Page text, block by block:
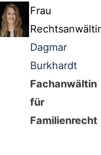
Frau
Dagmar
Burkhardt
Fachanwältin
für
Familienrecht